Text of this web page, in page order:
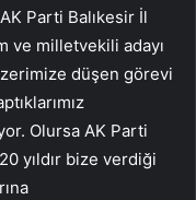
Parti Balıkesir İl
ve milletvekili adayı
düşen görevi
Olursa AK Parti
yıldır bize verdiği